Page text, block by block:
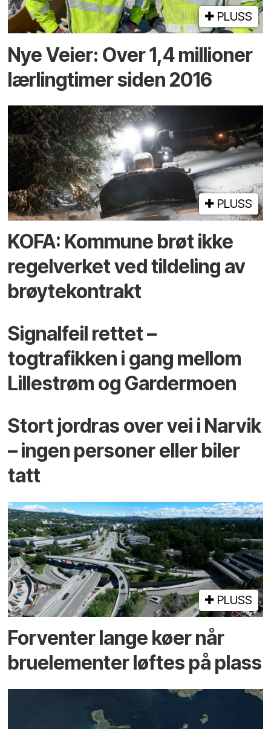
PLUSS
Nye Veier: Over 1,4 millioner
lærlingtimer siden 2016
PLUSS
KOFA: Kommune brøt ikke
regelverket ved tildeling av
brøytekontrakt
Signalfeil rettet –
togtrafikken i gang mellom
Lillestrøm og Gardermoen
Stort jordras over vei i Narvik
– ingen personer eller biler
tatt
PLUSS
Forventer lange køer når
bru­elementer løftes på plass